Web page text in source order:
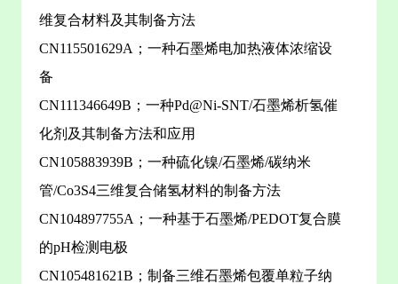
维复合材料及其制备方法
CN115501629A；一种石墨烯电加热液体浓缩设
备
CN111346649B；一种Pd@Ni-SNT/石墨烯析氢催
化剂及其制备方法和应用
CN105883939B；一种硫化镍/石墨烯/碳纳米
管/Co3S4三维复合储氢材料的制备方法
CN104897755A；一种基于石墨烯/PEDOT复合膜
的pH检测电极
CN105481621B；制备三维石墨烯包覆单粒子纳